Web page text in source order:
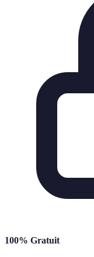
100% Gratuit